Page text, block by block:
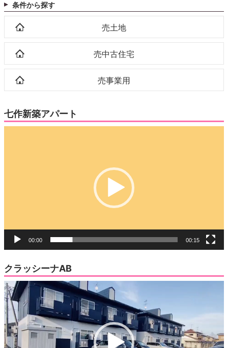
条件から探す
売土地
売中古住宅
売事業用
七作新築アパート
00:00 00:15
クラッシーナAB
動
画
プ
レ
ー